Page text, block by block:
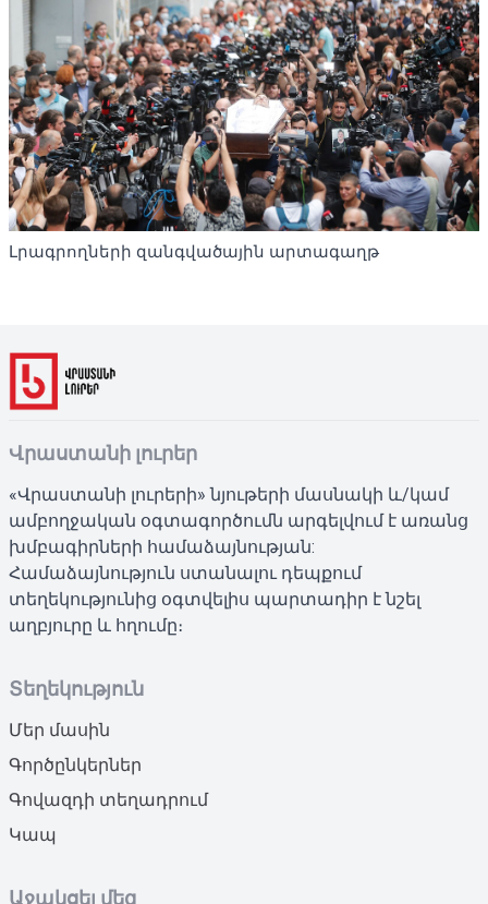
Լրագրողների զանգվածային արտագաղթ
Վրաստանի լուրեր
«Վրաստանի լուրերի» նյութերի մասնակի և/կամ
ամբողջական օգտագործումն արգելվում է առանց
խմբագիրների համաձայնության:
Համաձայնություն ստանալու դեպքում
տեղեկությունից օգտվելիս պարտադիր է նշել
աղբյուրը և հղումը։
Տեղեկություն
Մեր մասին
Գործընկերներ
Գովազդի տեղադրում
Կապ
Աջակցել մեզ